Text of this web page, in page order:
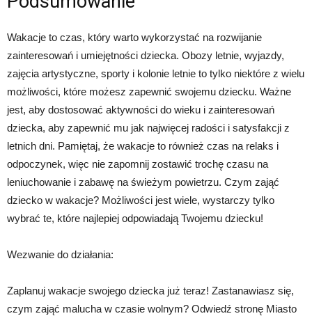
Wakacje to czas, który warto wykorzystać na rozwijanie
zainteresowań i umiejętności dziecka. Obozy letnie, wyjazdy,
zajęcia artystyczne, sporty i kolonie letnie to tylko niektóre z wielu
możliwości, które możesz zapewnić swojemu dziecku. Ważne
jest, aby dostosować aktywności do wieku i zainteresowań
dziecka, aby zapewnić mu jak najwięcej radości i satysfakcji z
letnich dni. Pamiętaj, że wakacje to również czas na relaks i
odpoczynek, więc nie zapomnij zostawić trochę czasu na
leniuchowanie i zabawę na świeżym powietrzu. Czym zająć
dziecko w wakacje? Możliwości jest wiele, wystarczy tylko
wybrać te, które najlepiej odpowiadają Twojemu dziecku!
Wezwanie do działania:
Zaplanuj wakacje swojego dziecka już teraz! Zastanawiasz się,
czym zająć malucha w czasie wolnym? Odwiedź stronę Miasto